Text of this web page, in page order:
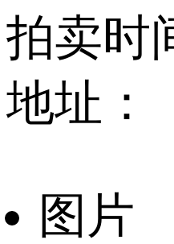
拍卖时
地址：
图片